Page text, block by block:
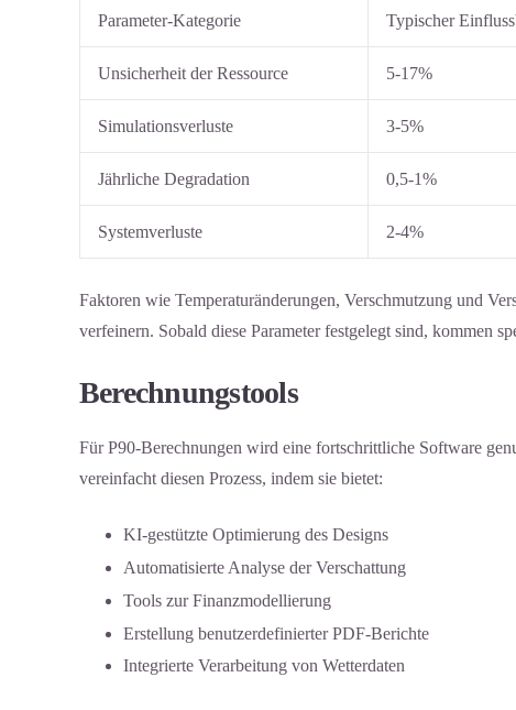
Parameter-Kategorie Typischer
Unsicherheit der Ressource 5-17%
Simulationsverluste 3-5%
Jährliche Degradation 0,5-1%
Systemverluste 2-4%
Faktoren wie Temperaturänderungen, Verschmutzung und
verfeinern. Sobald diese Parameter festgelegt sind, kommen
Berechnungstools
Für P90-Berechnungen wird eine fortschrittliche Software
vereinfacht diesen Prozess, indem sie bietet:
KI-gestützte Optimierung des Designs
Automatisierte Analyse der Verschattung
Tools zur Finanzmodellierung
Erstellung benutzerdefinierter PDF-Berichte
Integrierte Verarbeitung von Wetterdaten